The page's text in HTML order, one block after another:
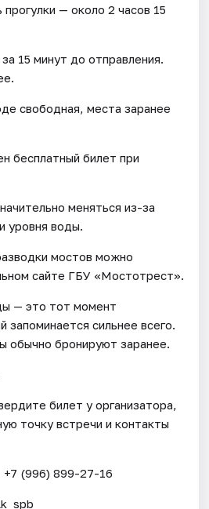
— около 2 часов 15
15 минут до отправления.
свободная, места заранее
бесплатный билет при
меняться из-за
уровня воды.
мостов можно
сайте ГБУ «Мостотрест».
— это тот момент
запоминается сильнее всего.
обычно бронируют заранее.
билет у организатора,
точку встречи и контакты
(996) 899-27-16